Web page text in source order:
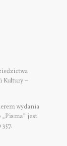
Kultury –
wydania
„Pisma” jest